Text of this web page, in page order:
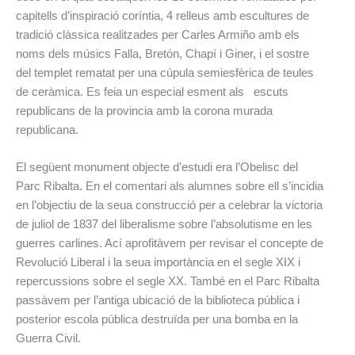
capitells d’inspiració coríntia, 4 relleus amb escultures de
tradició clàssica realitzades per Carles Armiño amb els
noms dels músics Falla, Bretón, Chapí i Giner, i el sostre
del templet rematat per una cúpula semiesfèrica de teules
de ceràmica. Es feia un especial esment als escuts
republicans de la provincia amb la corona murada
republicana.
El següent monument objecte d’estudi era l’Obelisc del
Parc Ribalta. En el comentari als alumnes sobre ell s’incidia
en l’objectiu de la seua construcció per a celebrar la victoria
de juliol de 1837 del liberalisme sobre l’absolutisme en les
guerres carlines. Ací aprofitàvem per revisar el concepte de
Revolució Liberal i la seua importància en el segle XIX i
repercussions sobre el segle XX. També en el Parc Ribalta
passàvem per l’antiga ubicació de la biblioteca pública i
posterior escola pública destruïda per una bomba en la
Guerra Civil.